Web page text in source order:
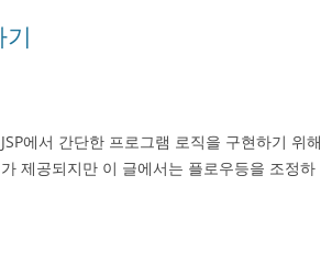
에서 간단한 프로그램 로직을 구현하기 위해
제공되지만 이 글에서는 플로우등을 조정하